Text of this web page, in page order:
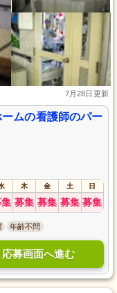
7月28日更新
ムの看護師のパー
木 金 土 日
募集 募集 募集 募集
年齢不問
応募画面へ進む